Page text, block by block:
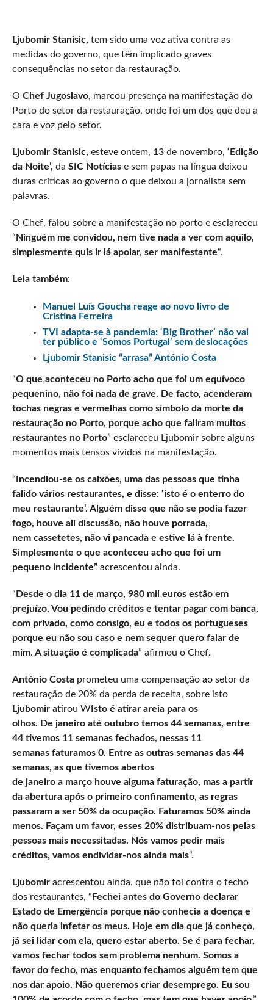
Ljubomir Stanisic, tem sido uma voz ativa contra as
medidas do governo, que têm implicado graves
consequências no setor da restauração.
O Chef Jugoslavo, marcou presença na manifestação do
Porto do setor da restauração, onde foi um dos que deu a
cara e voz pelo setor.
Ljubomir Stanisic, esteve ontem, 13 de novembro, ‘Edição
da Noite’, da SIC Notíciase sem papas na língua deixou
duras criticas ao governo o que deixou a jornalista sem
palavras.
O Chef, falou sobre a manifestação no porto e esclareceu
“Ninguém me convidou, nem tive nada a ver com aquilo,
simplesmente quis ir lá apoiar, ser manifestante“.
Leia também:
Manuel Luís Goucha reage ao novo livro de
Cristina Ferreira
TVI adapta-se à pandemia: ‘Big Brother’ não vai
ter público e ‘Somos Portugal’ sem deslocações
Ljubomir Stanisic “arrasa” António Costa
“O que aconteceu no Porto acho que foi um equívoco
pequenino, não foi nada de grave. De facto, acenderam
tochas negras e vermelhas como símbolo da morte da
restauração no Porto, porque acho que faliram muitos
restaurantes no Porto” esclareceu Ljubomir sobre alguns
momentos mais tensos vividos na manifestação.
“Incendiou-se os caixões, uma das pessoas que tinha
falido vários restaurantes, e disse: ‘isto é o enterro do
meu restaurante’. Alguém disse que não se podia fazer
fogo, houve ali discussão, não houve porrada,
nem cassetetes, não vi pancada e estive lá à frente.
Simplesmente o que aconteceu acho que foi um
pequeno incidente” acrescentou ainda.
“Desde o dia 11 de março, 980 mil euros estão em
prejuízo. Vou pedindo créditos e tentar pagar com banca,
com privado, como consigo, eu e todos os portugueses
porque eu não sou caso e nem sequer quero falar de
mim. A situação é complicada” afirmou o Chef.
António Costa prometeu uma compensação ao setor da
restauração de 20% da perda de receita, sobre isto
Ljubomir atirou WIsto é atirar areia para os
olhos. De janeiro até outubro temos 44 semanas, entre
44 tivemos 11 semanas fechados, nessas 11
semanas faturamos 0. Entre as outras semanas das 44
semanas, as que tivemos abertos
de janeiro a março houve alguma faturação, mas a partir
da abertura após o primeiro confinamento, as regras
passaram a ser 50% da ocupação. Faturamos 50% ainda
menos. Façam um favor, esses 20% distribuam-nos pelas
pessoas mais necessitadas. Nós vamos pedir mais
créditos, vamos endividar-nos ainda mais“.
Ljubomiracrescentou ainda, que não foi contra o fecho
dos restaurantes, “Fechei antes do Governo declarar
Estado de Emergência porque não conhecia a doença e
não queria infetar os meus. Hoje em dia que já conheço,
já sei lidar com ela, quero estar aberto. Se é para fechar,
vamos fechar todos sem problema nenhum. Somos a
favor do fecho, mas enquanto fechamos alguém tem que
nos dar apoio. Não queremos criar desemprego. Eu sou